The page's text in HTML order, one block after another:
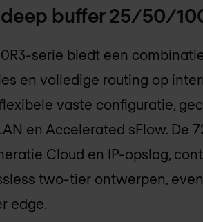
buffer 25/50/
serie biedt een
en volledige routing op
vaste configuratie,
en Accelerated sFlow. De
Cloud en IP-opslag,
two-tier ontwerpen,
edge.